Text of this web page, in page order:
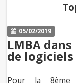
05/02/2019
LMBA
de
Pour la 8ème